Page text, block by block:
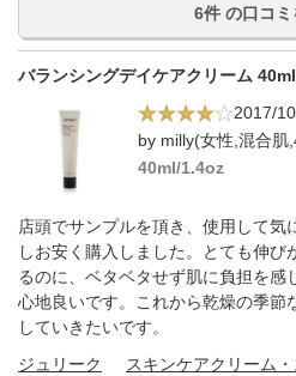
6件 の口コミ
バランシングデイケアクリーム
2017/
by milly(女性,混合肌
40ml/1.4oz
店頭でサンプルを頂き、使用して気
しお安く購入しました。とても伸び
るのに、ベタベタせず肌に負担を感
心地良いです。これから乾燥の季節
していきたいです。
ジュリーク